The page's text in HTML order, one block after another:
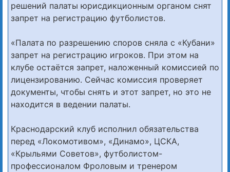
решений палаты юрисдикционным органом снят
запрет на регистрацию футболистов.
«Палата по разрешению споров сняла с «Кубани»
запрет на регистрацию игроков. При этом на
клубе остаётся запрет, наложенный комиссией по
лицензированию. Сейчас комиссия проверяет
документы, чтобы снять и этот запрет, но это не
находится в ведении палаты.
Краснодарский клуб исполнил обязательства
перед «Локомотивом», «Динамо», ЦСКА,
«Крыльями Советов», футболистом-
профессионалом Фроловым и тренером